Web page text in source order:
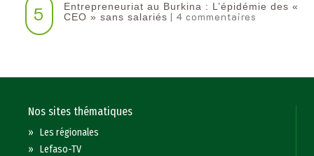
5
Entrepreneuriat au Burkina : L’épidémie des «
CEO » sans salariés | 4 commentaires
Nos sites thématiques
»Les régionales
»Lefaso-TV